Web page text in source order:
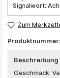
Signalwort:
Zum
Produktnummer:
Beschreibung
Geschmack: